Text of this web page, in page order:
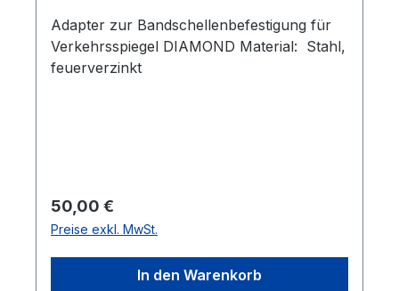
Adapter zur Bandschellenbefestigung für
Verkehrsspiegel DIAMOND Material: Stahl,
feuerverzinkt
Regulärer Preis:
50,00 €
Preise exkl. MwSt.
In den Warenkorb